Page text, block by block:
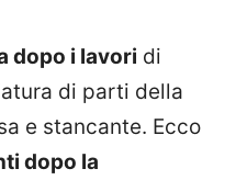
dopo i lavori di
di parti della
e stancante. Ecco
dopo la